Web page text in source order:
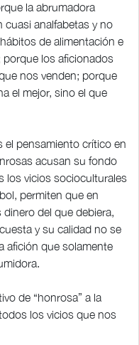
la abrumadora
cuasi analfabetas y no
de alimentación e
porque los aficionados
nos venden; porque
el mejor, sino el que
pensamiento crítico en
acusan su fondo
los vicios socioculturales
permiten que en
del que debiera,
y su calidad no se
afición que solamente
de “honrosa” a la
los vicios que nos